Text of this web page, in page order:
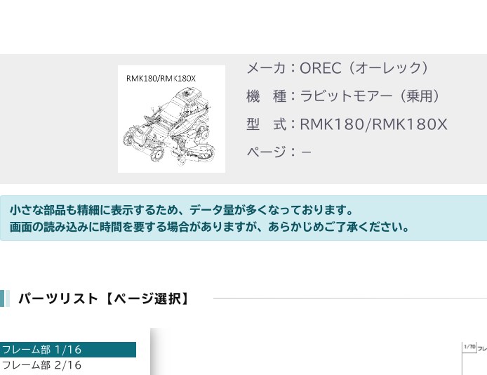
メーカ：OREC（オーレック）
機 種：ラビットモアー（乗用）
型 式：RMK180/RMK180X
ページ：－
小さな部品も精細に表示するため、データ量が多くなっております。
画面の読み込みに時間を要する場合がありますが、あらかじめご了承ください。
パーツリスト【ページ選択】
フレーム部 1/16
フレーム部 2/16